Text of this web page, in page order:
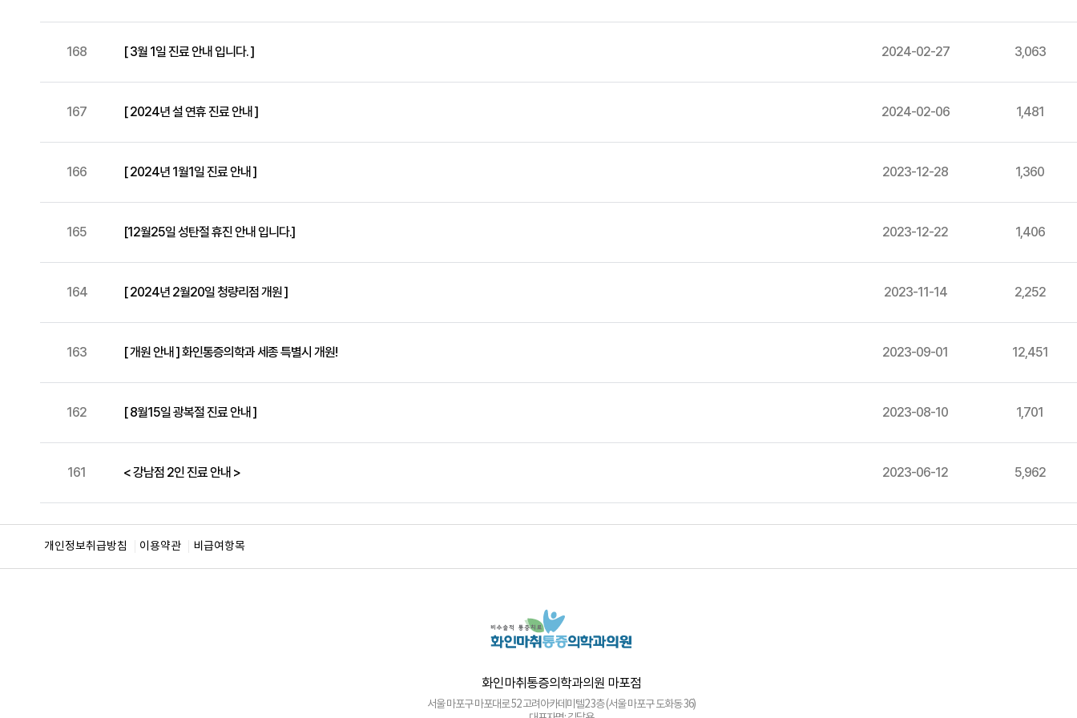
168 [ 3월 1일 진료 안내 입니다. ] 2024-02-27 3,063
167 [ 2024년 설 연휴 진료 안내 ] 2024-02-06 1,481
166 [ 2024년 1월1일 진료 안내 ] 2023-12-28 1,360
165 [12월25일 성탄절 휴진 안내 입니다.] 2023-12-22 1,406
164 [ 2024년 2월20일 청량리점 개원 ] 2023-11-14 2,252
163 [ 개원 안내 ] 화인통증의학과 세종 특별시 개원! 2023-09-01 12,451
162 [ 8월15일 광복절 진료 안내 ] 2023-08-10 1,701
161 < 강남점 2인 진료 안내 > 2023-06-12 5,962
개인정보취급방침 이용약관 비급여항목
화인마취통증의학과의원 창원점
사업자등록번호: 864-97-01397
전화번호: 02-6673-2215
대표자명: 권정은
서울특별시 광진구 천호대로 556, 동성빌딩 4층 (서울 광진구 능동 276-2)
대표자명: 김세훈
화인마취통증의학과의원 마포점
서울 마포구 마포대로 52 고려아카데미텔2 3층 (서울 마포구 도화동 36)